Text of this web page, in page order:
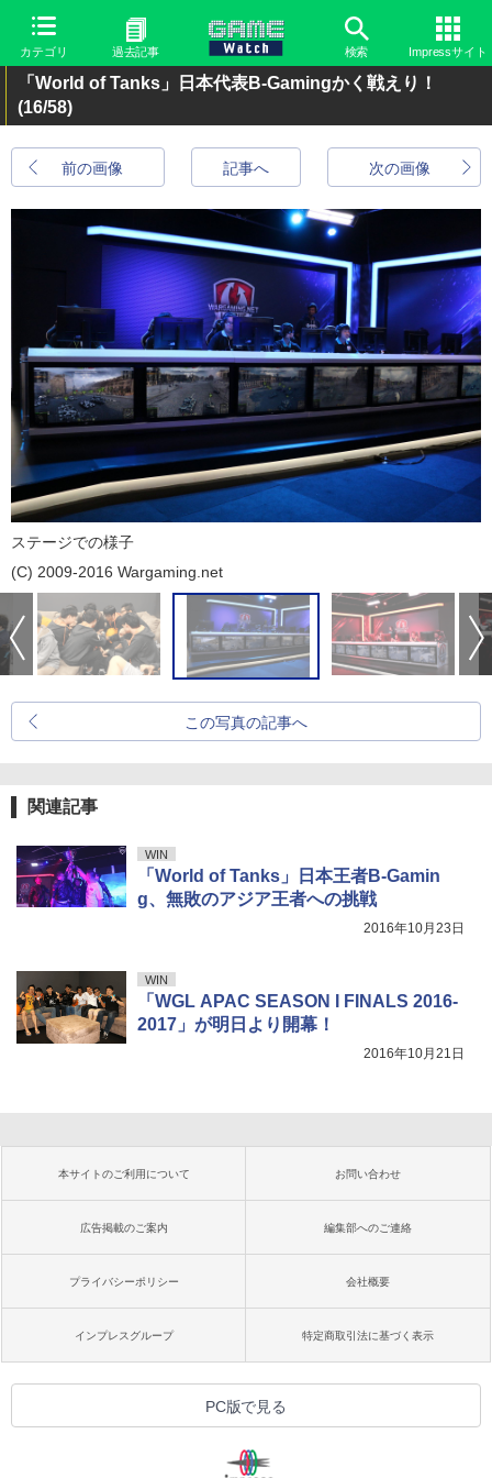
カテゴリ 過去記事 検索 Impressサイト
「World of Tanks」日本代表B-Gamingかく戦えり！
(16/58)
前の画像 次の画像
記事へ
ステージでの様子
(C) 2009-2016 Wargaming.net
この写真の記事へ
関連記事
WIN
「World of Tanks」日本王者B-Gamin
g、無敗のアジア王者への挑戦
2016年10月23日
WIN
「WGL APAC SEASON I FINALS 2016-
2017」が明日より開幕！
2016年10月21日
本サイトのご利用について お問い合わせ
広告掲載のご案内 編集部へのご連絡
プライバシーポリシー 会社概要
インプレスグループ 特定商取引法に基づく表示
PC版で見る